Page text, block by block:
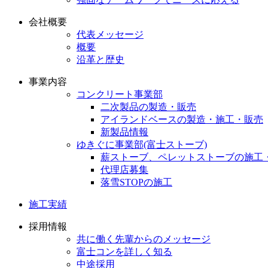
会社概要
代表メッセージ
概要
沿革と歴史
事業内容
コンクリート事業部
二次製品の製造・販売
アイランドベースの製造・施工・販売
新製品情報
ゆきぐに事業部(富士ストーブ)
薪ストーブ、ペレットストーブの施工
代理店募集
落雪STOPの施工
施工実績
採用情報
共に働く先輩からのメッセージ
富士コンを詳しく知る
中途採用